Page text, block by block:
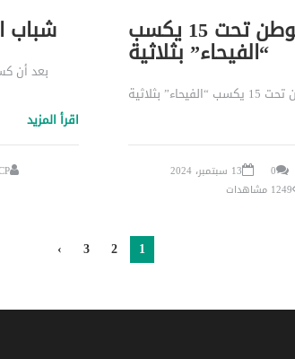
فريق الوطن تحت 15 يكسب
“الفيحاء” بثلاثية
بثلاثية
0
13 سبتمبر، 2024
1249 مشاهدات
شباب
بعد أن
اقرأ المزيد
1
2
3
›